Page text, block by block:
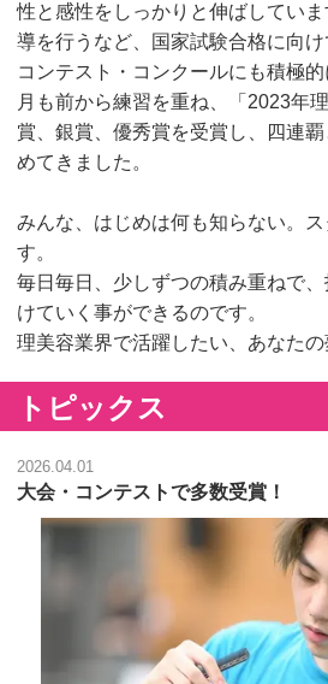
性と感性をしっかりと伸ばしてい
導を行うなど、国家試験合格に向け
コンテスト・コンクールにも積極
月も前から練習を重ね、「2023年
賞、銀賞、優秀賞を受賞し、四連
めてきました。
みんな、はじめは何も知らない。
す。
毎日毎日、少しずつの積み重ねで
けていく事ができるのです。
理美容業界で活躍したい、あなたの
トピックス
2026.04.01
大会・コンテストで多数受賞！